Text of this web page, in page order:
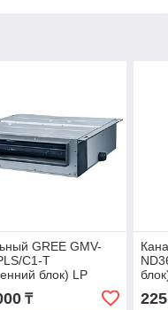
GREE GMV-
C1-T
блок) LP
₸